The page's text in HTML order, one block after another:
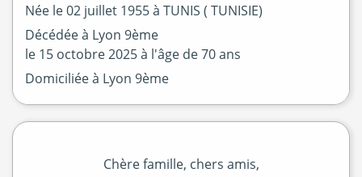
Née le02 juillet 1955 à TUNIS ( TUNISIE)
Décédée à Lyon 9ème
le 15 octobre 2025à l'âge de 70 ans
Domiciliée à Lyon 9ème
Chère famille, chers amis,